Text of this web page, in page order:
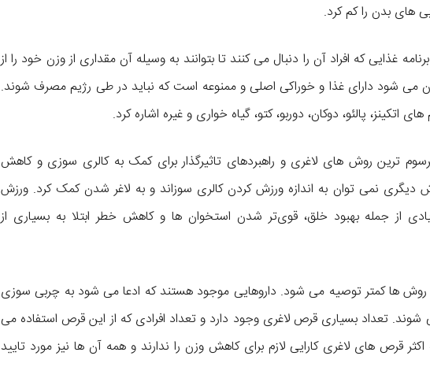
های بدن را کم کرد.
غذایی که افراد آن را دنبال می کنند تا بتوانند به وسیله آن مقداری از وزن خود را از
شود دارای غذا و خوراکی اصلی و ممنوعه است که نباید در طی رژیم مصرف شوند.
پالئو، دوکان، دوربو، کتو، گیاه خواری و غیره اشاره کرد.
ترین روش های لاغری و راهبردهای تاثیرگذار برای کمک به کالری سوزی و کاهش
نمی توان به اندازه ورزش کردن کالری سوزاند و به لاغر شدن کمک کرد. ورزش
از جمله بهبود خلق، قوی‌تر شدن استخوان ها و کاهش خطر ابتلا به بسیاری از
ها کمتر توصیه می شود. داروهایی موجود هستند که ادعا می شود به چربی سوزی
تعداد بسیاری قرص لاغری وجود دارد و تعداد افرادی که از این قرص استفاده می
قرص های لاغری کارایی لازم برای کاهش وزن را ندارند و همه آن ها نیز مورد تایید